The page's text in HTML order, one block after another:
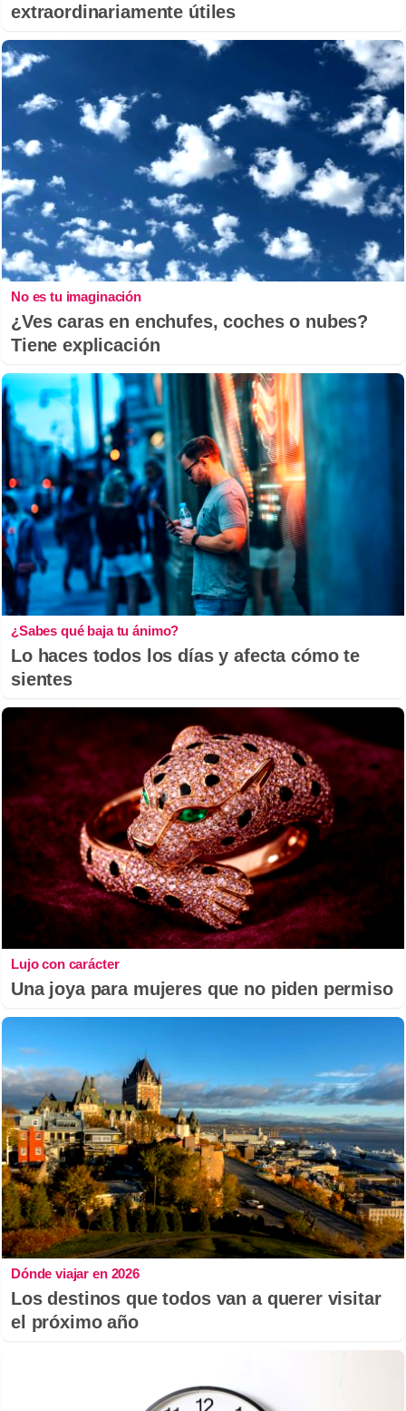
extraordinariamente útiles
No es tu imaginación
¿Ves caras en enchufes, coches o nubes?
Tiene explicación
¿Sabes qué baja tu ánimo?
Lo haces todos los días y afecta cómo te
sientes
Lujo con carácter
Una joya para mujeres que no piden permiso
Dónde viajar en 2026
Los destinos que todos van a querer visitar
el próximo año